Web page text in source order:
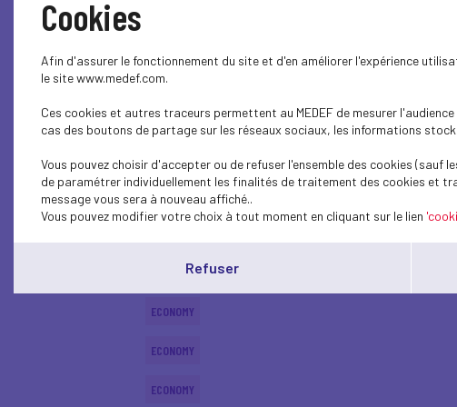
ECONOMY
ECONOMY
SOCIAL
ECONOMY
ECONOMY
ECONOMY
ECONOMY
Cookies
Afin d'assurer le fonctionnement du site et d'en améliorer l'expérience
le site www.medef.com.
Ces cookies et autres traceurs permettent au MEDEF de mesurer
cas des boutons de partage sur les réseaux sociaux, les informations
Vous pouvez choisir d'accepter ou de refuser l'ensemble des cookies
de paramétrer individuellement les finalités de traitement des cookies et
message vous sera à nouveau affiché..
Vous pouvez modifier votre choix à tout moment en cliquant sur le lien
Refuser